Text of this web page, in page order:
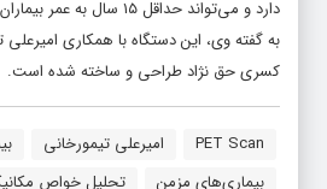
دارد و می‌تواند حداقل ۱۵ سال به عمر بیماران اضافه کند.
به گفته وی، این دستگاه با همکاری
کسری حق نژاد طراحی و ساخته شده است.
PET Scan امیرعلی تیمورخانی
بیماری‌های مزمن
تحلیل خواص